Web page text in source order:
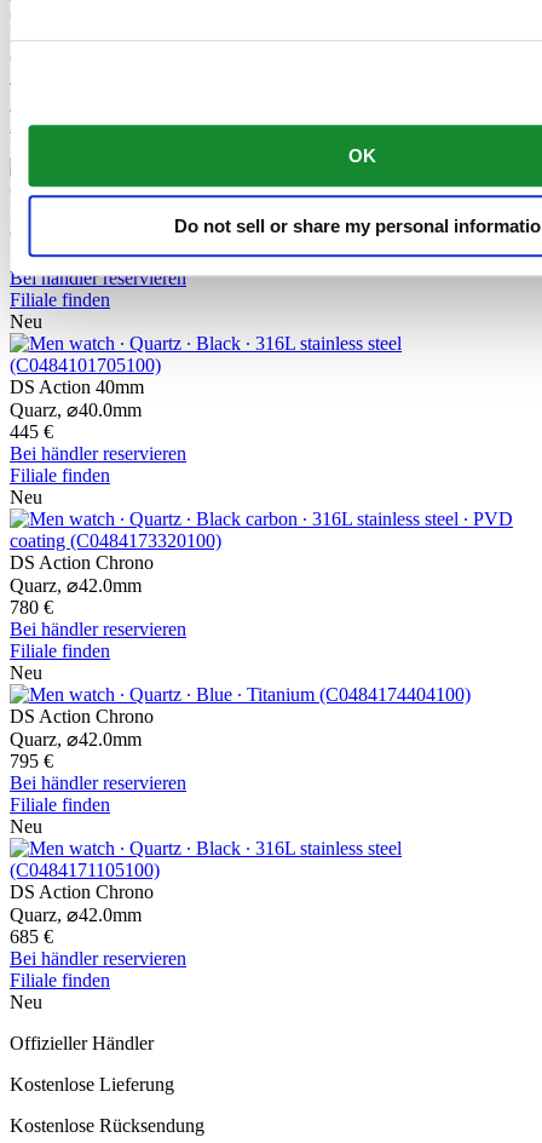
OK
Do not sell or share my personal
DS Action 40mm
Quarz,
485 €
Bei händler reservieren
Filiale finden
Neu
DS Action 34.5mm
Quarz,
515 €
Bei händler reservieren
Filiale finden
Neu
DS Action 40mm
Quarz, ⌀40.0mm
445 €
Bei händler reservieren
Filiale finden
Neu
DS Action Chrono
Quarz, ⌀42.0mm
780 €
Bei händler reservieren
Filiale finden
Neu
DS Action Chrono
Quarz, ⌀42.0mm
795 €
Bei händler reservieren
Filiale finden
Neu
DS Action Chrono
Quarz, ⌀42.0mm
685 €
Bei händler reservieren
Filiale finden
Neu
Offizieller Händler
Kostenlose Lieferung
Kostenlose Rücksendung